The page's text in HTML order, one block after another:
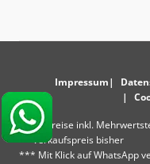
Impressum
* Alle Preise inkl.
** Verkaufspreis bisher
*** Mit Klick auf WhatsApp